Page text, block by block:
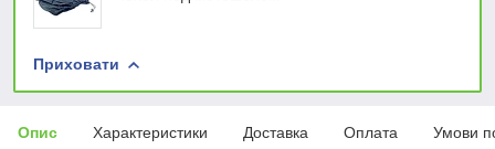
Приховати
Опис Характеристики Доставка Оплата Умови